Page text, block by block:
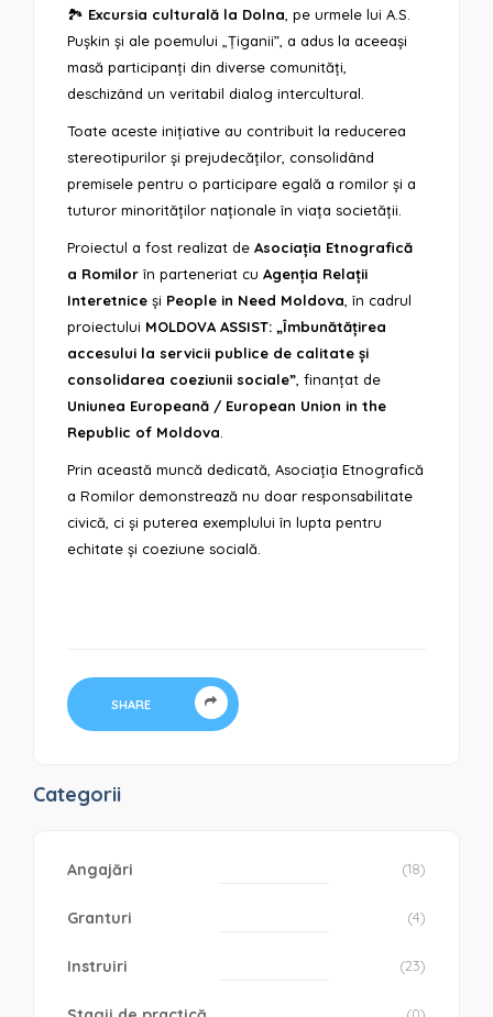
Categorii
Angajări (18)
Granturi (4)
Instruiri (23)
🏞️ Excursia culturală la Dolna , pe urmele lui A.S.
Pușkin și ale poemului „Țiganii”, a adus la aceeași
masă participanți din diverse comunități,
deschizând un veritabil dialog intercultural.
Toate aceste inițiative au contribuit la reducerea
stereotipurilor și prejudecăților, consolidând
premisele pentru o participare egală a romilor și a
tuturor minorităților naționale în viața societății.
Proiectul a fost realizat de Asociația Etnografică
a Romilorîn parteneriat cu Agenția Relații
Interetniceși People in Need Moldova , în cadrul
proiectului MOLDOVA ASSIST: „Îmbunătățirea
accesului la servicii publice de calitate și
consolidarea coeziunii sociale”, finanțat de
Uniunea Europeană / European Union in the
Republic of Moldova
Prin această muncă dedicată, Asociația Etnografică
a Romilor demonstrează nu doar responsabilitate
civică, ci și puterea exemplului în lupta pentru
echitate și coeziune socială.
SHARE